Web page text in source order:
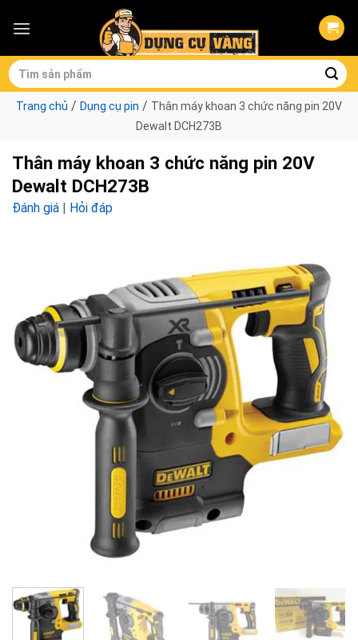
Tìm
kiếm:
Trang chủ / Dụng cụ pin / Thân máy khoan 3 chức năng pin 20V
Dewalt DCH273B
Thân máy khoan 3 chức năng pin 20V
Dewalt DCH273B
Đánh giá | Hỏi đáp